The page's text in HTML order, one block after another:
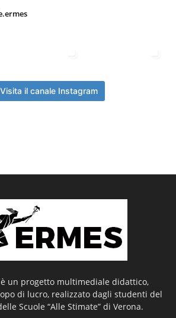
Visita il canale Instagram
un progetto multimediale didattico,
di lucro, realizzato dagli studenti del
Scuole “Alle Stimate” di Verona.